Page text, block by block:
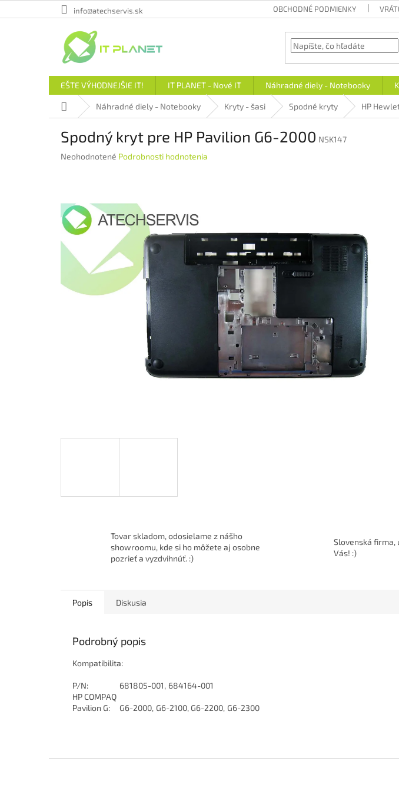
na
info@atechservis.sk OBCHODNÉ PODMIENKY
EŠTE VÝHODNEJŠIE IT! IT PLANET - Nové IT Náhradné diely - Notebooky
DomovNáhradné diely - Notebooky Kryty - šasi Spodné kryty HP
Spodný kryt pre HP Pavilion G6-2000 NSK147
Priemerné
0,0
z
5
hviezdičiek.
Neohodnotené Podrobnosti hodnotenia
Tovar skladom, odosielame z nášho
showroomu, kde si ho môžete aj osobne
pozrieť a vyzdvihnúť. :)
Slovenská firma,
Vás! :)
Popis Diskusia
Podrobný popis
Kompatibilita:
P/N: 681805-001, 684164-001
HP COMPAQ
Pavilion G: G6-2000, G6-2100, G6-2200, G6-2300